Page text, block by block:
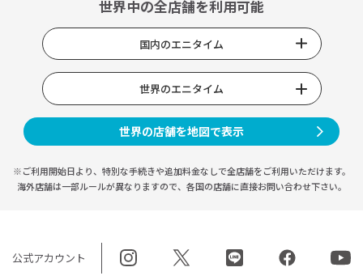
世界中の全店舗を利用可能
国内のエニタイム
世界のエニタイム
世界の店舗を地図で表示
※ご利用開始日より、特別な手続きや追加料金なしで全店舗をご利用いただけます。
海外店舗は一部ルールが異なりますので、 各国の店舗に直接お問い合わせ下さい。
公式アカウント